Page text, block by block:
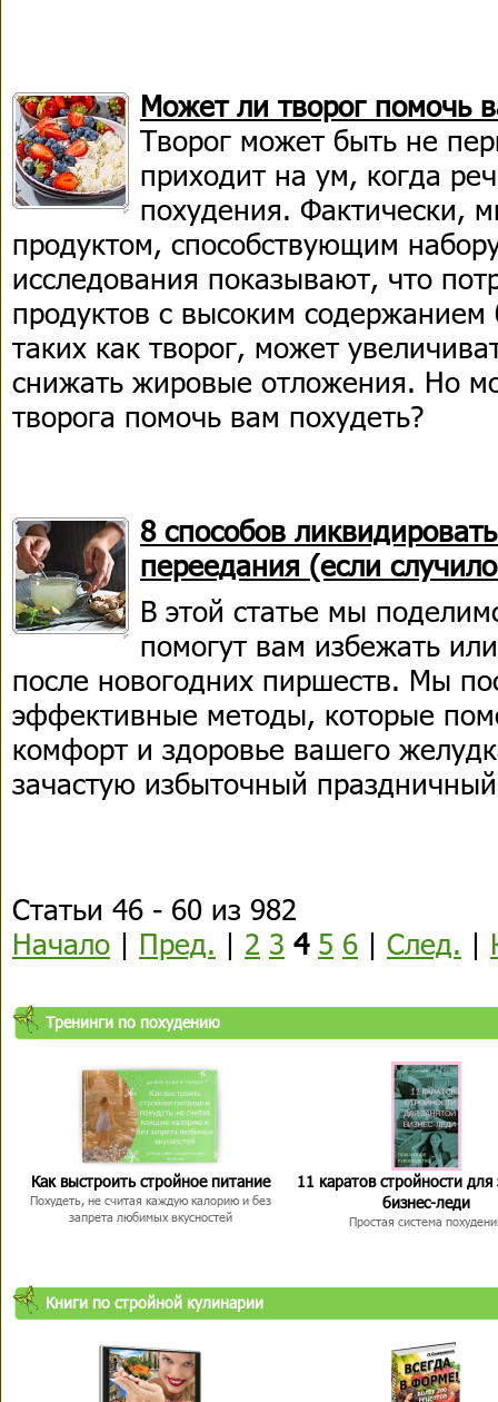
Может ли творог помочь
Творог может быть не
приходит на ум, когда
похудения. Фактически,
продуктом, способствующим
исследования показывают, что
продуктов с высоким
таких как творог, может
снижать жировые отложения. Но
творога помочь вам похудеть?
8 способов
переедания (если
В этой статье мы
помогут вам избежать
после новогодних пиршеств. Мы
эффективные методы, которые
комфорт и здоровье вашего
зачастую избыточный
Статьи 46 - 60 из 982
Начало | Пред. | 2 3 4 5 6 | След. |
Тренинги по похудению
Как выстроить стройное питание
Похудеть, не считая каждую калорию и без
запрета любимых вкусностей
11 каратов стройности для
бизнес-леди
Простая система
Книги по стройной кулинарии